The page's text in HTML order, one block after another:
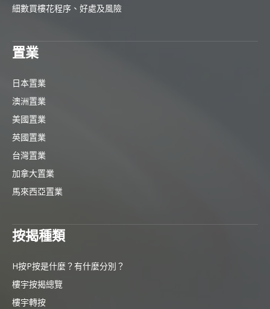
細數買樓花程序、好處及風險
置業
日本置業
澳洲置業
美國置業
英國置業
台灣置業
加拿大置業
馬來西亞置業
按揭種類
H按P按是什麼？有什麼分別？
樓宇按揭總覽
樓宇轉按